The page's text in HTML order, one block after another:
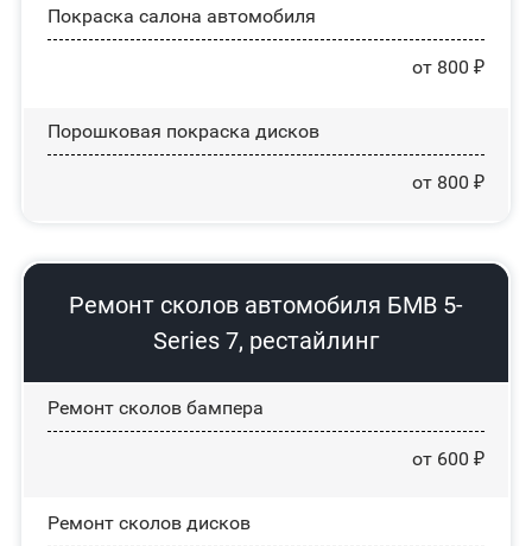
Покраска салона автомобиля
от 800 ₽
Порошковая покраска дисков
от 800 ₽
Ремонт сколов автомобиля БМВ 5-
Series 7, рестайлинг
Ремонт сколов бампера
от 600 ₽
Ремонт сколов дисков